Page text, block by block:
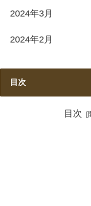
2024年3月
2024年2月
目次
目次